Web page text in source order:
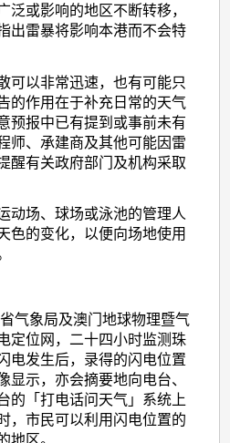
泛或影响的地区不断转移，
出雷暴将影响本港而不会特
可以非常迅速，也有可能只
的作用在于补充日常的天气
预报中已有提到或事前未有
师、承建商及其他可能因雷
醒有关政府部门及机构采取
动场、球场或泳池的管理人
色的变化，以便向场地使用
气象局及澳门地球物理暨气
定位网，二十四小时监测珠
电发生后，录得的闪电位置
显示，亦会摘要地向电台、
的「打电话问天气」系统上
，市民可以利用闪电位置的